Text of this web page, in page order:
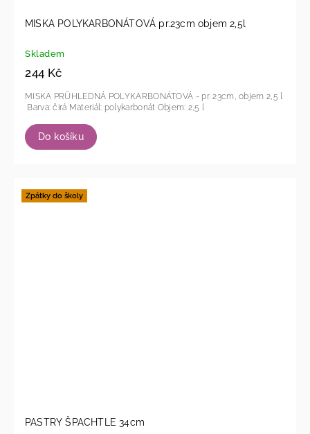
MISKA POLYKARBONÁTOVÁ pr.23cm objem 2,5l
Skladem
244 Kč
Do košíku
MISKA PRŮHLEDNÁ POLYKARBONÁTOVÁ - pr. 23cm, objem 2,5 l
Barva: čirá Materiál: polykarbonát Objem: 2,5 l
Zpátky do školy
PASTRY ŠPACHTLE 34cm